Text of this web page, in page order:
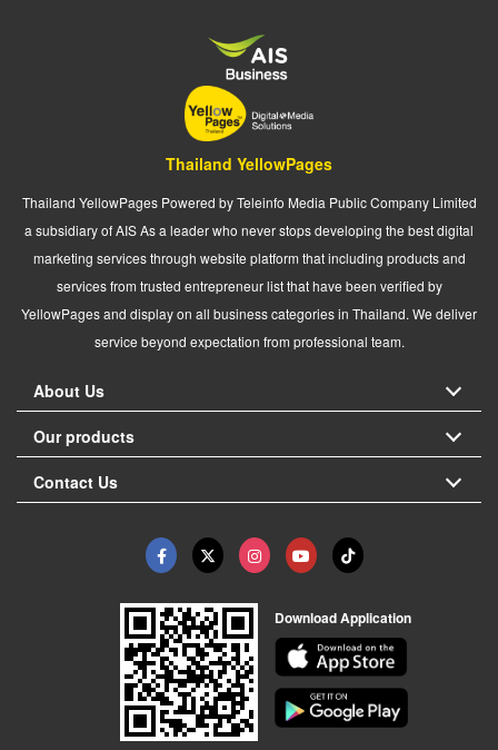
Thailand YellowPages
Thailand YellowPages Powered by Teleinfo Media Public Company Limited
a subsidiary of AIS As a leader who never stops developing the best digital
marketing services through website platform that including products and
services from trusted entrepreneur list that have been verified by
YellowPages and display on all business categories in Thailand. We deliver
service beyond expectation from professional team.
About Us
Our products
Contact Us
Download Application